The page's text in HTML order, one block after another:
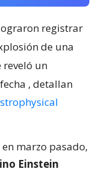
registrar
de una
reveló un
, detallan
marzo pasado,
Einstein